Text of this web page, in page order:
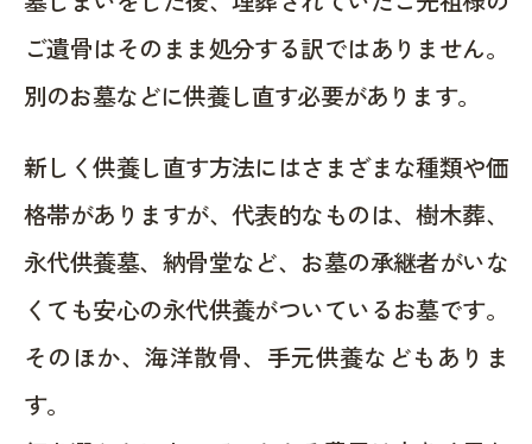
ご遺骨はそのまま処分する訳ではありません。
別のお墓などに供養し直す必要があります。
新しく供養し直す方法にはさまざまな種類や価
格帯がありますが、代表的なものは、樹木葬、
永代供養墓、納骨堂など、お墓の承継者がいな
くても安心の永代供養がついているお墓です。
そのほか、海洋散骨、手元供養などもありま
す。